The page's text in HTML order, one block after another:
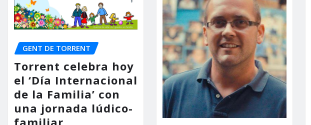
GENT DE TORRENT
Torrent celebra hoy
el ‘Día Internacional
de la Familia’ con
una jornada lúdico-